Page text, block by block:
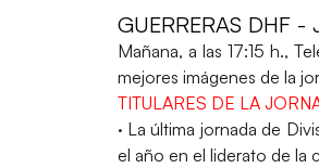
GUERRERAS DHF -
Mañana, a las 17:15 h.,
mejores imágenes de la
TITULARES DE LA
· La última jornada de
el año en el liderato de la